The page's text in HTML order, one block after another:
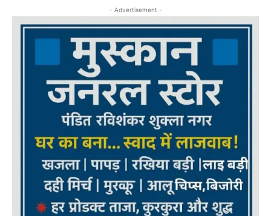
- Advertisement -